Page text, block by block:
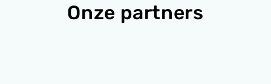
Onze partners